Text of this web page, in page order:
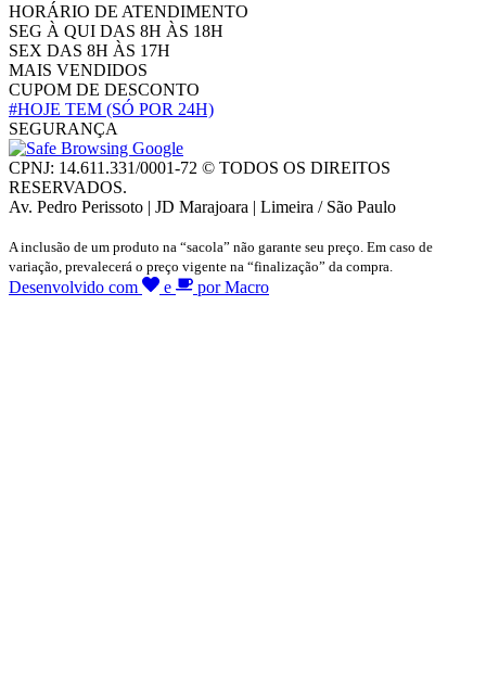
HORÁRIO DE ATENDIMENTO
SEG À QUI DAS 8H ÀS 18H
SEX DAS 8H ÀS 17H
MAIS VENDIDOS
CUPOM DE DESCONTO
#HOJE TEM (SÓ POR 24H)
SEGURANÇA
CPNJ: 14.611.331/0001-72 © TODOS OS DIREITOS
RESERVADOS.
Av. Pedro Perissoto | JD Marajoara | Limeira / São Paulo
A inclusão de um produto na “sacola” não garante seu preço. Em caso de
variação, prevalecerá o preço vigente na “finalização” da compra.
Desenvolvido com e por Macro